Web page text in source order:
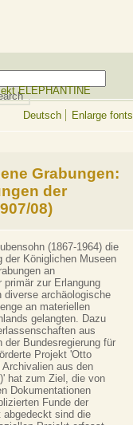
ELEPHANTINE
Deutsch Enlarge fonts
Grabungen:
der
08)
(1867-1964) die
der Königlichen Museen
an
primär zur Erlangung
diverse archäologische
an materiellen
gelangten. Dazu
aus
Bundesregierung für
Projekt 'Otto
Archivalien aus den
hat zum Ziel, die von
Dokumentationen
Funde der
sind die